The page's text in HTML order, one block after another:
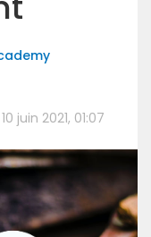
10 juin 2021, 01:07